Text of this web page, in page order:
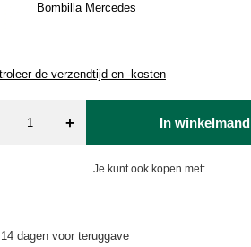
Bombilla Mercedes
de verzendtijd en -kosten
+ In winkelmand
Je kunt ook kopen met:
14 dagen voor teruggave